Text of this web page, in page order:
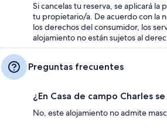
Si cancelas tu reserva, se aplicará la
tu propietario/a. De acuerdo con la
los derechos del consumidor, los
alojamiento no están sujetos al
Preguntas frecuentes
¿En Casa de campo Charles
No, este alojamiento no admite